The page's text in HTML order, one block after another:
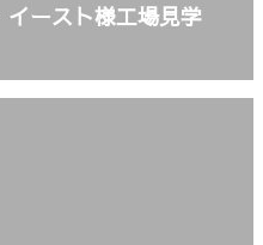
ースト様工場見学